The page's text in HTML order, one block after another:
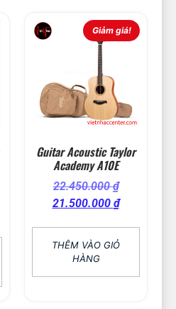
Giảm giá!
Guitar Acoustic Taylor
Academy A10E
22.450.000₫
21.500.000 ₫
THÊM VÀO GIỎ
HÀNG